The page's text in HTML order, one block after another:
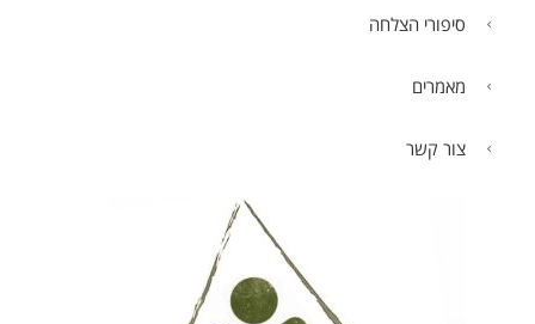
סיפורי הצלחה
מאמרים
צור קשר